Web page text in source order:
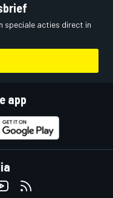
speciale acties direct in
app